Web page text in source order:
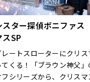
スター探偵ボニファ
スSP
レートスローターにクリス
てくる！「ブラウン神父」
フシリーズから、クリスマ